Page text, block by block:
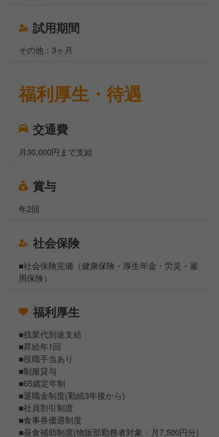
試用期間
その他：3ヶ月
福利厚生・待遇
交通費
月30,000円まで支給
賞与
年2回
社会保険
■社会保険完備（健康保険・厚生年金・労災・雇
用保険）
福利厚生
■残業代別途支給
■昇給年1回
■役職手当あり
■制服貸与
■65歳定年制
■退職金制度(勤続3年後から)
■社員割引制度
■食事券優遇制度
■昼食補助制度(物販部勤務者対象：月7,500円分)